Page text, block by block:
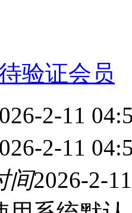
验证会员
2-11
2-11
间2026-2-